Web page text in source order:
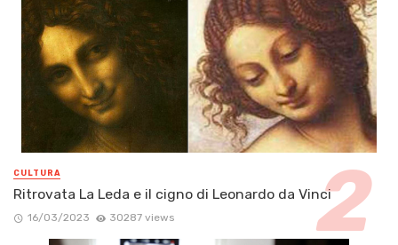
CULTURA
Ritrovata La Leda e il cigno di Leonardo da Vinci
16/03/2023 30287 views